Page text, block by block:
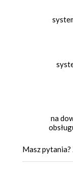
na
Masz pytania?